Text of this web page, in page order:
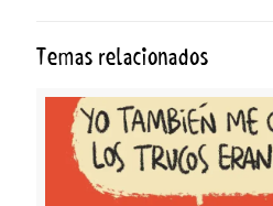
Temas relacionados